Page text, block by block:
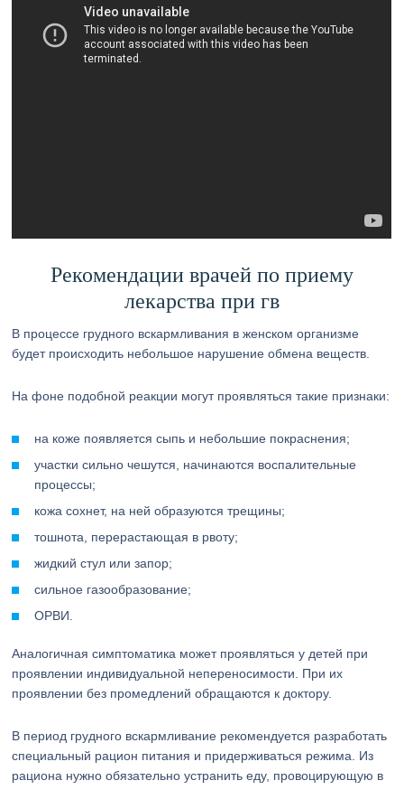
Рекомендации врачей по приему
лекарства при гв
В процессе грудного вскармливания в женском организме
будет происходить небольшое нарушение обмена веществ.
На фоне подобной реакции могут проявляться такие признаки:
на коже появляется сыпь и небольшие покраснения;
участки сильно чешутся, начинаются воспалительные
процессы;
кожа сохнет, на ней образуются трещины;
тошнота, перерастающая в рвоту;
жидкий стул или запор;
сильное газообразование;
ОРВИ.
Аналогичная симптоматика может проявляться у детей при
проявлении индивидуальной непереносимости. При их
проявлении без промедлений обращаются к доктору.
В период грудного вскармливание рекомендуется разработать
специальный рацион питания и придерживаться режима. Из
рациона нужно обязательно устранить еду, провоцирующую в